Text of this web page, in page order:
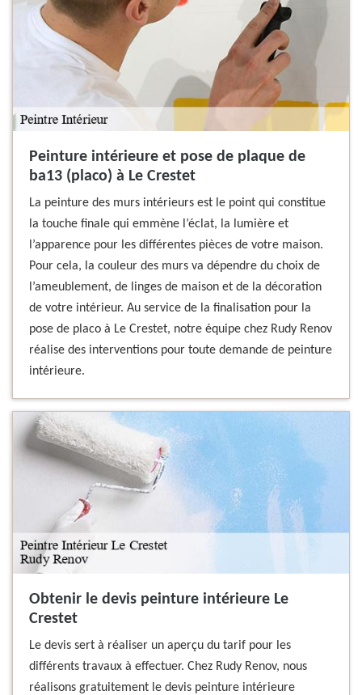
Peinture intérieure et pose de plaque de
ba13 (placo) à Le Crestet
La peinture des murs intérieurs est le point qui constitue
la touche finale qui emmène l’éclat, la lumière et
l’apparence pour les différentes pièces de votre maison.
Pour cela, la couleur des murs va dépendre du choix de
l’ameublement, de linges de maison et de la décoration
de votre intérieur. Au service de la finalisation pour la
pose de placo à Le Crestet, notre équipe chez Rudy Renov
réalise des interventions pour toute demande de peinture
intérieure.
Obtenir le devis peinture intérieure Le
Crestet
Le devis sert à réaliser un aperçu du tarif pour les
différents travaux à effectuer. Chez Rudy Renov, nous
réalisons gratuitement le devis peinture intérieure